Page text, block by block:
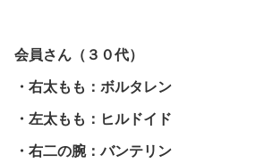
会員さん（３０代）
・右太もも：ボルタレン
・左太もも：ヒルドイド
・右二の腕：バンテリン